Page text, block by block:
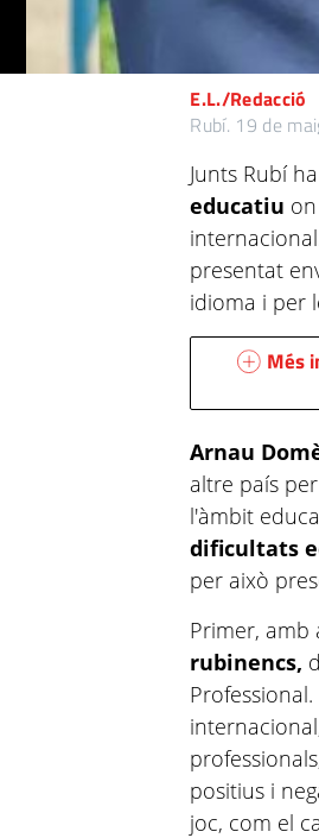
E.L./Redacció
Rubí. 19 de
Junts Rubí
educatiu
presentat
idioma i per
Més
Arnau
altre país
l'àmbit
dificultats
per això
Primer,
rubinencs,
positius i
joc, com el